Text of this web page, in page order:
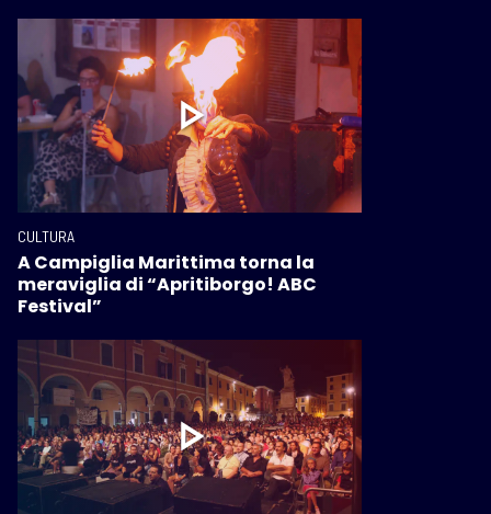
CULTURA
A Campiglia Marittima torna la
meraviglia di “Apritiborgo! ABC
Festival”